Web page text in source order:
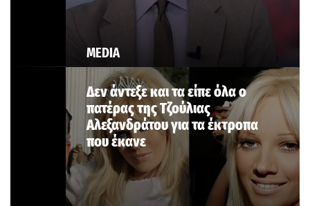
MEDIA
Δεν άντεξε και τα είπε όλα ο
πατέρας της Τζούλιας
Αλεξανδράτου για τα έκτροπα
που έκανε